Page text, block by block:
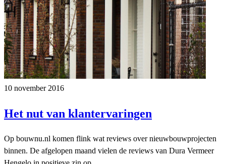
10 november 2016
Het nut van klantervaringen
Op bouwnu.nl komen flink wat reviews over nieuwbouwprojecten
binnen. De afgelopen maand vielen de reviews van Dura Vermeer